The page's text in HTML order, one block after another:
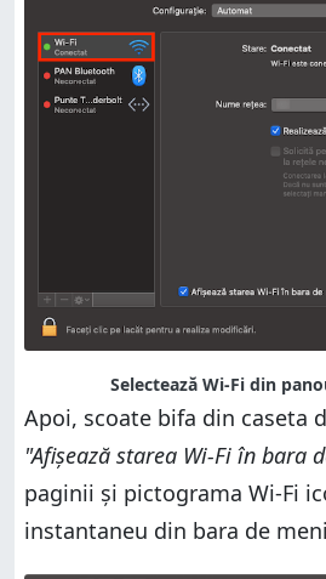
Selectează Wi-Fi din
Apoi, scoate bifa din caseta
"Afișează starea Wi-Fi în bara
paginii și pictograma Wi-Fi
instantaneu din bara de